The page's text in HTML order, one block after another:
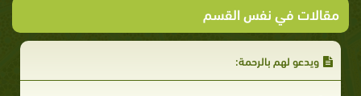
مقالات في نفس القسم
ويدعو لهم بالرحمة: